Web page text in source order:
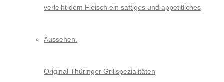
Original Thüringer Grillspezialitäten